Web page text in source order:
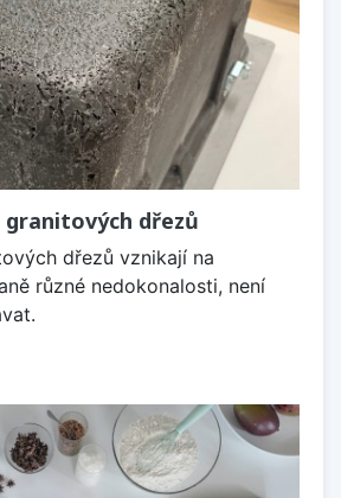
dřezů
dřezů vznikají na
různé nedokonalosti, není